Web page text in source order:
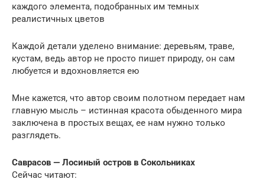
каждого элемента, подобранных им темных
реалистичных цветов
Каждой детали уделено внимание: деревьям, траве,
кустам, ведь автор не просто пишет природу, он сам
любуется и вдохновляется ею
Мне кажется, что автор своим полотном передает нам
главную мысль – истинная красота обыденного мира
заключена в простых вещах, ее нам нужно только
разглядеть.
Саврасов — Лосиный остров в Сокольниках
Сейчас читают: